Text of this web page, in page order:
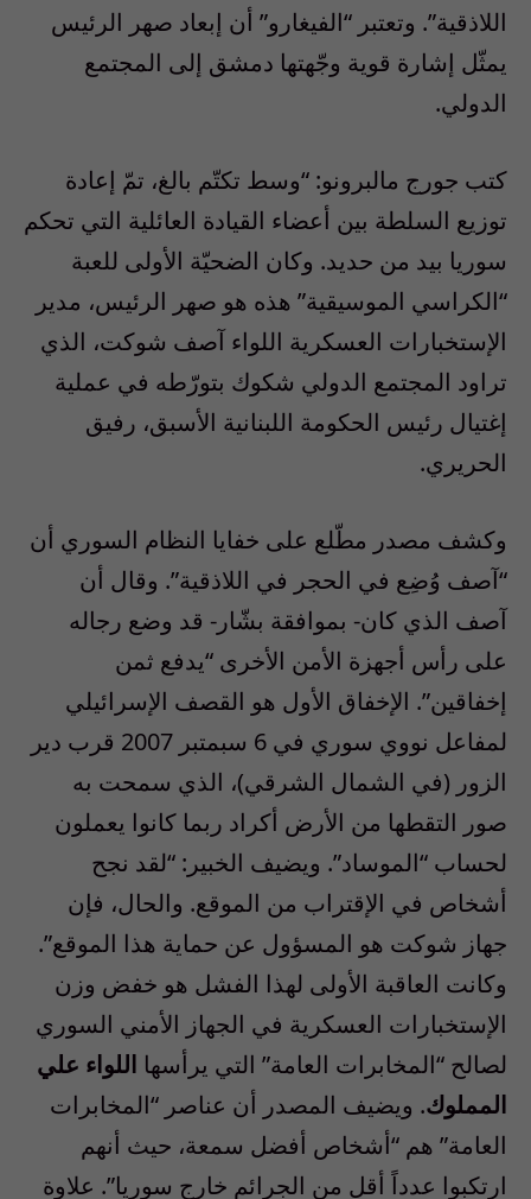
اللاذقية”. وتعتبر “الفيغارو” أن إبعاد صهر الرئيس
يمثّل إشارة قوية وجّهتها دمشق إلى المجتمع
الدولي.
كتب جورج مالبرونو: “وسط تكتّم بالغ، تمّ إعادة
توزيع السلطة بين أعضاء القيادة العائلية التي تحكم
سوريا بيد من حديد. وكان الضحيّة الأولى للعبة
“الكراسي الموسيقية” هذه هو صهر الرئيس، مدير
الإستخبارات العسكرية اللواء آصف شوكت، الذي
تراود المجتمع الدولي شكوك بتورّطه في عملية
إغتيال رئيس الحكومة اللبنانية الأسبق، رفيق
الحريري.
وكشف مصدر مطّلع على خفايا النظام السوري أن
“آصف وُضِع في الحجر في اللاذقية”. وقال أن
آصف الذي كان- بموافقة بشّار- قد وضع رجاله
على رأس أجهزة الأمن الأخرى “يدفع ثمن
إخفاقين”. الإخفاق الأول هو القصف الإسرائيلي
لمفاعل نووي سوري في 6 سبمتبر 2007 قرب دير
الزور (في الشمال الشرقي)، الذي سمحت به
صور التقطها من الأرض أكراد ربما كانوا يعملون
لحساب “الموساد”. ويضيف الخبير: “لقد نجح
أشخاص في الإقتراب من الموقع. والحال، فإن
جهاز شوكت هو المسؤول عن حماية هذا الموقع”.
وكانت العاقبة الأولى لهذا الفشل هو خفض وزن
الإستخبارات العسكرية في الجهاز الأمني السوري
لصالح “المخابرات العامة” التي يرأسها اللواء علي
المملوك. ويضيف المصدر أن عناصر “المخابرات
العامة” هم “أشخاص أفضل سمعة، حيث أنهم
ارتكبوا عدداً أقل من الجرائم خارج سوريا”. علاوة